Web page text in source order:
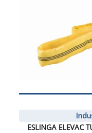
ESLINGA ELEVAC